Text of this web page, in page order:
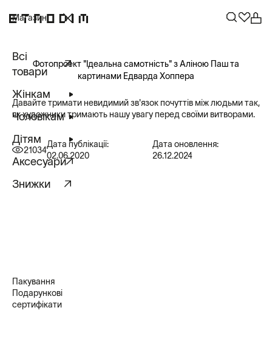
Фотопроект "Ідеальна самотність" з Аліною Паш та
картинами Едварда Хоппера
Давайте тримати невидимий зв'язок почуттів між людьми так,
як художники тримають нашу увагу перед своїми витворами.
21034
Дата публікації:
02.06.2020
Дата оновлення:
26.12.2024
Магазин
Всі
товари
Жінкам
Чоловікам
Дітям
Аксесуари
Знижки
Пакування
Подарункові
сертифікати